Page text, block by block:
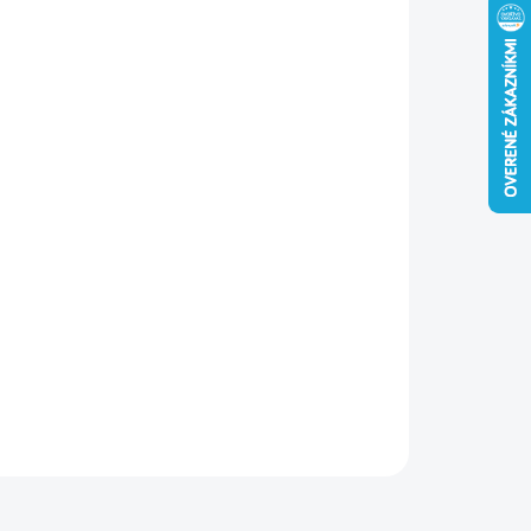
dvierka pre zakrytie stavebných otvorov. Odolné voči
vhodné do interiéru aj exteriéru. Bez zámku.